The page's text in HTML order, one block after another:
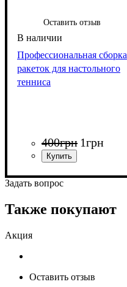
Оставить отзыв
Профессиональная сборка
ракеток для настольного
тенниса
400грн 1грн
Задать вопрос
Также покупают
Акция
Оставить отзыв